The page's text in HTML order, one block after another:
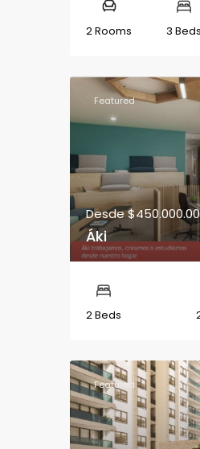
2 Rooms 3 Beds
Featured
Desde
Áki
2 Beds
Featured